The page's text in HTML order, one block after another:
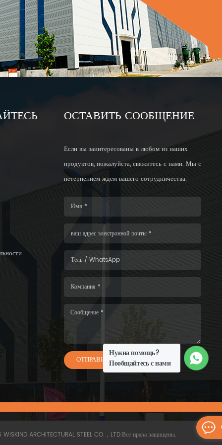
Нужна помощь?
Пообщайтесь с нами
ОСТАВИТЬ СООБЩЕНИЕ
Если вы заинтересованы в любом из наших
продуктов, пожалуйста, свяжитесь с нами. Мы с
нетерпением ждем вашего сотрудничества.
ОТПРАВИТЬ
ARCHITECTURAL STEEL CO.，LTD.Все права защищены.